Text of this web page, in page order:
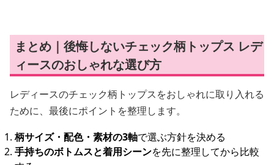
まとめ｜後悔しないチェック柄トップス レデ
ィースのおしゃれな選び方
レディースのチェック柄トップスをおしゃれに取り入れる
ために、最後にポイントを整理します。
柄サイズ・配色・素材の3軸で選ぶ方針を決める
手持ちのボトムスと着用シーンを先に整理してから比較